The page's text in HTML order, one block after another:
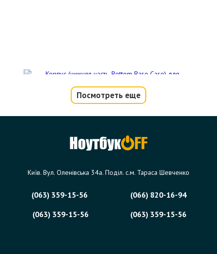
Корпус (нижняя часть, Bottom Base
Код товара - 11749
688 грн.
Есть в наличии
В корзину
Посмотреть еще
Київ. Вул. Оленівська 34а. Поділ. с.м. Тараса Шевченко
(063) 359-15-56
(066) 820-16-94
(063) 359-15-56
(063) 359-15-56